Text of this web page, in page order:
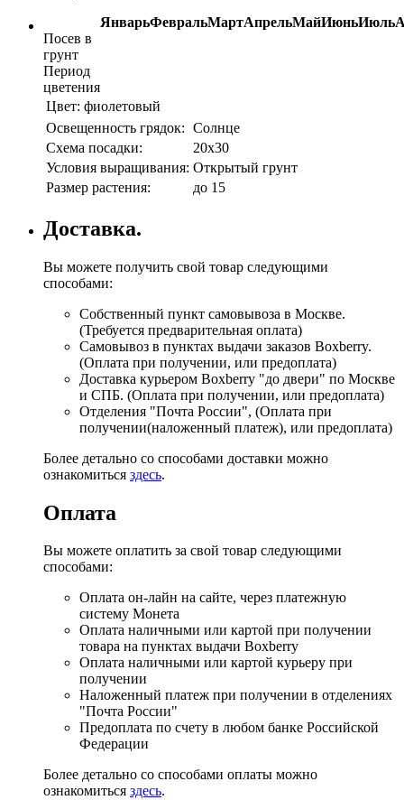
ЯнварьФевральМартАпрельМайИюньИюль
Посев в
грунт
Период
цветения
Цвет: фиолетовый
Освещенность грядок: Солнце
Схема посадки:
20х30
Условия выращивания: Открытый грунт
Размер растения:
до 15
Доставка.
Вы можете получить свой товар следующими
способами:
Собственный пункт самовывоза в Москве.
(Требуется предварительная оплата)
Самовывоз в пунктах выдачи заказов Boxberry.
(Оплата при получении, или предоплата)
Доставка курьером Boxberry "до двери" по Москве
и СПБ. (Оплата при получении, или предоплата)
Отделения "Почта России", (Оплата при
получении(наложенный платеж), или предоплата)
Более детально со способами доставки можно
ознакомиться здесь.
Оплата
Вы можете оплатить за свой товар следующими
способами:
Оплата он-лайн на сайте, через платежную
систему Монета
Оплата наличными или картой при получении
товара на пунктах выдачи Boxberry
Оплата наличными или картой курьеру при
получении
Наложенный платеж при получении в отделениях
"Почта России"
Предоплата по счету в любом банке Российской
Федерации
Более детально со способами оплаты можно
ознакомиться здесь.